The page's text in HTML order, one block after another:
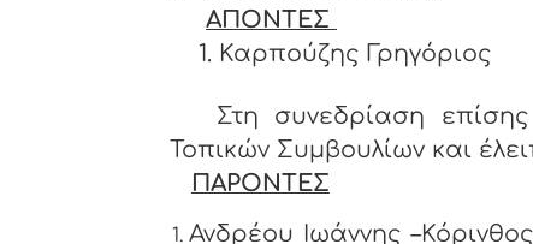
ΑΠΟΝΤΕΣ
1. Καρπούζης Γρηγόριος
Στη συνεδρίαση επίσης
Τοπικών Συμβουλίων και
ΠΑΡΟΝΤΕΣ
Ανδρέου Ιωάννης